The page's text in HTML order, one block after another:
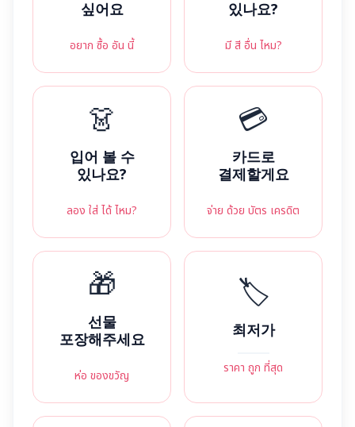
싶어요
อยาก ซื้อ อัน นี้
있나요?
มี สี อื่น ไหม?
👗
입어 볼 수
있나요?
ลอง ใส่ ได้ ไหม?
💳
카드로
결제할게요
จ่าย ด้วย บัตร เครดิต
🎁
선물
포장해주세요
ห่อ ของขวัญ
🏷️
최저가
ราคา ถูก ที่สุด